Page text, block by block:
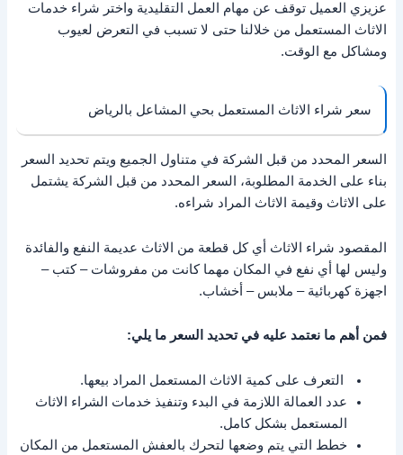
عزيزي العميل توقف عن مهام العمل التقليدية واختر شراء خدمات
الاثاث المستعمل من خلالنا حتى لا تسبب في التعرض لعيوب
ومشاكل مع الوقت.
سعر شراء الاثاث المستعمل بحي المشاعل بالرياض
السعر المحدد من قبل الشركة في متناول الجميع ويتم تحديد السعر
بناء على الخدمة المطلوبة، السعر المحدد من قبل الشركة يشتمل
على الاثاث وقيمة الاثاث المراد شراءه.
المقصود شراء الاثاث أي كل قطعة من الاثاث عديمة النفع والفائدة
وليس لها أي نفع في المكان مهما كانت من مفروشات – كتب –
اجهزة كهربائية – ملابس – أخشاب.
فمن أهم ما نعتمد عليه في تحديد السعر ما يلي:
التعرف على كمية الاثاث المستعمل المراد بيعها.
عدد العمالة اللازمة في البدء وتنفيذ خدمات الشراء الاثاث
المستعمل بشكل كامل.
خطط التي يتم وضعها لتحرك بالعفش المستعمل من المكان